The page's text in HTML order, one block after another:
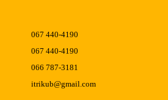
067 440-4190
067 440-4190
066 787-3181
itrikub@gmail.com